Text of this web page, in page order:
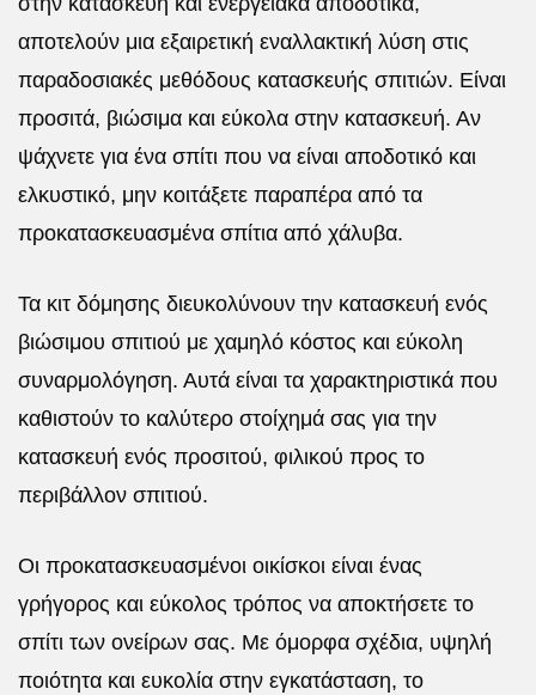
αποτελούν μια εξαιρετική εναλλακτική λύση στις
παραδοσιακές μεθόδους κατασκευής σπιτιών. Είναι
προσιτά, βιώσιμα και εύκολα στην κατασκευή. Αν
ψάχνετε για ένα σπίτι που να είναι αποδοτικό και
ελκυστικό, μην κοιτάξετε παραπέρα από τα
προκατασκευασμένα σπίτια από χάλυβα.
Τα κιτ δόμησης διευκολύνουν την κατασκευή ενός
βιώσιμου σπιτιού με χαμηλό κόστος και εύκολη
συναρμολόγηση. Αυτά είναι τα χαρακτηριστικά που
καθιστούν το καλύτερο στοίχημά σας για την
κατασκευή ενός προσιτού, φιλικού προς το
περιβάλλον σπιτιού.
Οι προκατασκευασμένοι οικίσκοι είναι ένας
γρήγορος και εύκολος τρόπος να αποκτήσετε το
σπίτι των ονείρων σας. Με όμορφα σχέδια, υψηλή
ποιότητα και ευκολία στην εγκατάσταση, το